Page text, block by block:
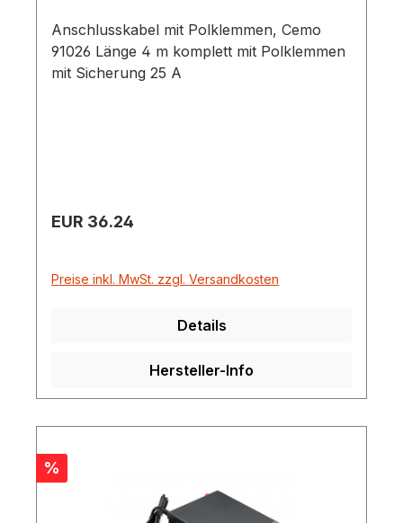
Anschlusskabel mit Polklemmen, Cemo
91026 Länge 4 m komplett mit Polklemmen
mit Sicherung 25 A
Regulärer Preis:
EUR 36.24
Preise inkl. MwSt. zzgl. Versandkosten
Details
Hersteller-Info
Rabatt
%